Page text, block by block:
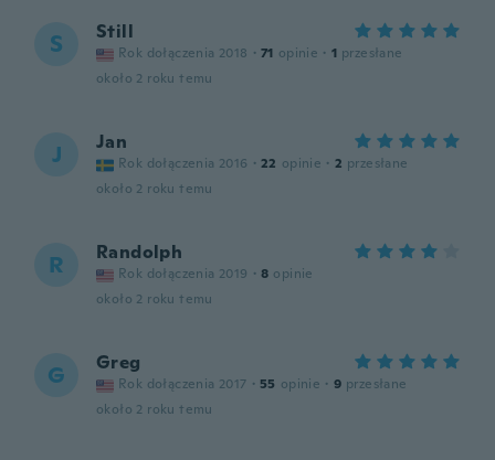
S Still
Rok dołączenia 2018 · 71 opinie · 1 przesłane
około 2 roku temu
J Jan
Rok dołączenia 2016 · 22 opinie · 2 przesłane
około 2 roku temu
R Randolph
Rok dołączenia 2019 · 8 opinie
około 2 roku temu
G Greg
Rok dołączenia 2017 · 55 opinie · 9 przesłane
około 2 roku temu